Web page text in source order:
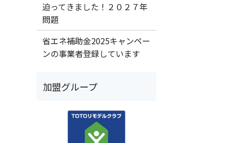
迫ってきました！２０２７年
問題
省エネ補助金2025キャンペー
ンの事業者登録しています
加盟グループ